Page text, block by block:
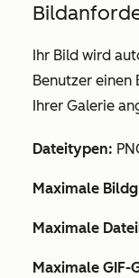
Ihr Bild wird
Benutzer einen
Ihrer Galerie
Dateitypen:
Maximale
Maximale
Maximale GIF-